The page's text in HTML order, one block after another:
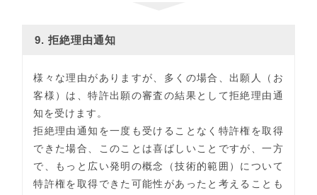
9. 拒絶理由通知
様々な理由がありますが、多くの場合、出願人（お
客様）は、特許出願の審査の結果として拒絶理由通
知を受けます。
拒絶理由通知を一度も受けることなく特許権を取得
できた場合、このことは喜ばしいことですが、一方
で、もっと広い発明の概念（技術的範囲）について
特許権を取得できた可能性があったと考えることも